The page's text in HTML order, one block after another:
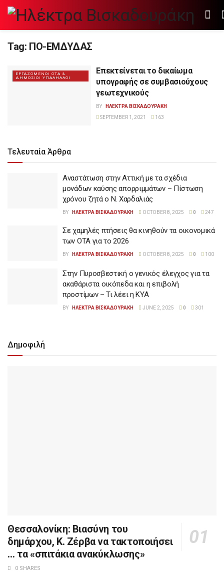
Tag: ΠΟ-ΕΜΔΥΔΑΣ
ΕΡΓΑΖΟΜΕΝΟΙ ΟΤΑ &
ΔΗΜΟΣΙΟΙ ΥΠΑΛΗΛΛΟΙ
Επεκτείνεται το δικαίωμα
υπογραφής σε συμβασιούχους
γεωτεχνικούς
BY
ΗΛΕΚΤΡΑ ΒΙΣΚΑΔΟΥΡΑΚΗ
SEPTEMBER 1, 2021
163
Τελευταία Άρθρα
Αναστάτωση στην Αττική με τα σχέδια
μονάδων καύσης απορριμμάτων – Πίστωση
χρόνου ζητά ο Ν. Χαρδαλιάς
BY ΗΛΕΚΤΡΑ ΒΙΣΚΑΔΟΥΡΑΚΗ OCTOBER 8, 2025 0 247
Σε χαμηλές πτήσεις θα κινηθούν τα οικονομικά
των ΟΤΑ για το 2026
BY ΗΛΕΚΤΡΑ ΒΙΣΚΑΔΟΥΡΑΚΗ OCTOBER 8, 2025 0 100
Στην Πυροσβεστική ο γενικός έλεγχος για τα
ακαθάριστα οικόπεδα και η επιβολή
προστίμων – Τι λέει η ΚΥΑ
BY ΗΛΕΚΤΡΑ ΒΙΣΚΑΔΟΥΡΑΚΗ JUNE 2, 2025 0 301
Δημοφιλή
Θεσσαλονίκη: Βιασύνη του
δημάρχου, Κ. Ζέρβα να τακτοποιήσει
… τα «σπιτάκια ανακύκλωσης»
0 SHARES